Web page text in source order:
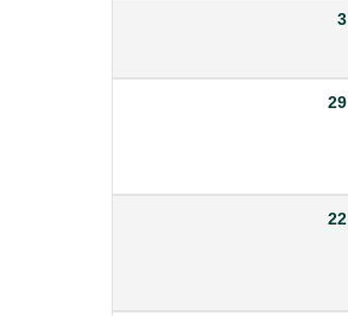
3
29
22